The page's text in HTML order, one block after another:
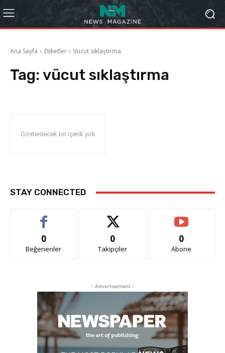
Ana Sayfa Etiketler Vücut sıklaştırma
Tag: vücut sıklaştırma
Gösterilecek bir içerik yok
STAY CONNECTED
0
Beğenenler
0
Takipçiler
0
Abone
- Advertisement -